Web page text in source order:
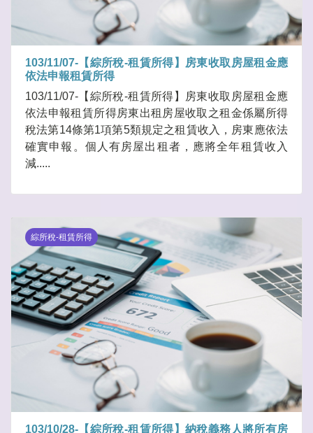
103/11/07-【綜所稅-租賃所得】房東收取房屋租金應
依法申報租賃所得
103/11/07-【綜所稅-租賃所得】房東收取房屋租金應
依法申報租賃所得房東出租房屋收取之租金係屬所得
稅法第14條第1項第5類規定之租賃收入，房東應依法
確實申報。個人有房屋出租者，應將全年租賃收入
減.....
綜所稅-租賃所得
103/10/28-【綜所稅-租賃所得】納稅義務人將所有房